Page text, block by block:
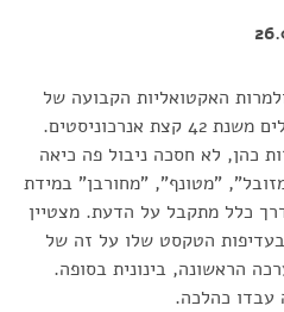
האקטואליות הקבועה של
המלחמה, נשמעים וויכוחי החיילים משנת 42 קצת אנרכוניסטים.
כהן, לא חסכה ניבול פה כיאה
"מטונף", "מחורבן" במידת
כלל מתקבל על הדעת. מצטיין
הטקסט שלו על זה של
הראשונה, בינונית בסופה.
עבדו כהלכה.